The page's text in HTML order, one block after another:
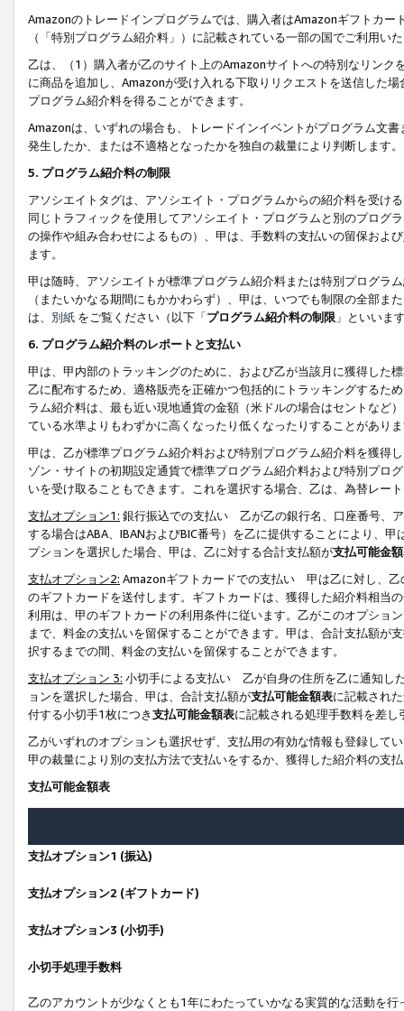
Amazonのトレードインプログラムでは、購入者はAmazonギフトカ
（「特別プログラム紹介料」）に記載されている一部の国でご利用い
乙は、（1）購入者が乙のサイト上のAmazonサイトへの特別なリン
に商品を追加し、Amazonが受け入れる下取りリクエストを送信した
プログラム紹介料を得ることができます。
Amazonは、いずれの場合も、トレードインイベントがプログラム文
発生したか、または不適格となったかを独自の裁量により判断します。
5. プログラム紹介料の制限
アソシエイトタグは、アソシエイト・プログラムからの紹介料を受け
同じトラフィックを使用してアソシエイト・プログラムと別のプログ
の操作や組み合わせによるもの）、甲は、手数料の支払いの留保およ
ます。
甲は随時、アソシエイトが標準プログラム紹介料または特別プログラ
（またいかなる期間にもかかわらず）、甲は、いつでも制限の全部
は、 別紙 をご覧ください（以下「プログラム紹介料の制限 」といいま
6. プログラム紹介料のレポートと支払い
甲は、甲内部のトラッキングのために、および乙が当該月に獲得した
乙に配布するため、適格販売を正確かつ包括的にトラッキングするた
ラム紹介料は、最も近い現地通貨の金額（米ドルの場合はセントなど
ている水準よりもわずかに高くなったり低くなったりすることがあり
甲は、乙が標準プログラム紹介料および特別プログラム紹介料を獲得
ゾン・サイトの初期設定通貨で標準プログラム紹介料および特別プロ
いを受け取ることもできます。これを選択する場合、乙は、為替レー
支払オプション1: 銀行振込での支払い 乙が乙の銀行名、口座番号、
する場合はABA、IBANおよびBIC番号）を乙に提供することにより、
プションを選択した場合、甲は、乙に対する合計支払額が支払可能金
支払オプション2: Amazonギフトカードでの支払い 甲は乙に対し、乙
のギフトカードを送付します。ギフトカードは、獲得した紹介料相当
利用は、甲のギフトカードの利用条件に従います。乙がこのオプショ
まで、料金の支払いを留保することができます。甲は、合計支払額が
択するまでの間、料金の支払いを留保することができます。
支払オプション 3: 小切手による支払い 乙が自身の住所を乙に通知し
ョンを選択した場合、甲は、合計支払額が支払可能金額表に記載され
付する小切手1枚につき支払可能金額表に記載される処理手数料を差し
乙がいずれのオプションも選択せず、支払用の有効な情報も登録して
甲の裁量により別の支払方法で支払いをするか、獲得した紹介料の支
支払可能金額表
支払オプション1 (振込)
支払オプション2 (ギフトカード)
支払オプション3 (小切手)
小切手処理手数料
乙のアカウントが少なくとも1年にわたっていかなる実質的な活動を